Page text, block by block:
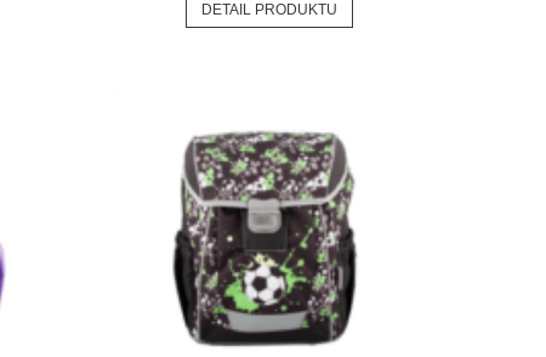
DETAIL PRODUKTU